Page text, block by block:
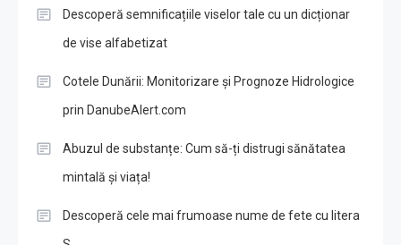
Descoperă semnificațiile viselor tale cu un dicționar
de vise alfabetizat
Cotele Dunării: Monitorizare și Prognoze Hidrologice
prin DanubeAlert.com
Abuzul de substanțe: Cum să-ți distrugi sănătatea
mintală și viața!
Descoperă cele mai frumoase nume de fete cu litera